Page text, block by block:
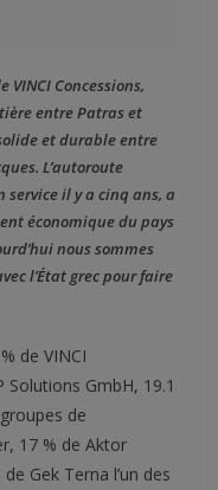
Concessions,
entre Patras et
et durable entre
L’autoroute
service il y a cinq ans, a
économique du pays
nous sommes
l’État grec pour faire
de VINCI
Solutions GmbH, 19.1
de
17 % de Aktor
Gek Terna l’un des